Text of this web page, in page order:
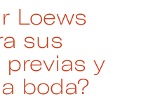
Loews
sus
y
boda?